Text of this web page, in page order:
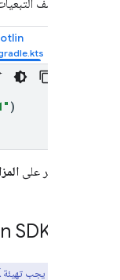
أضِف
)
انقر على
SDK
: يجب تهيئة